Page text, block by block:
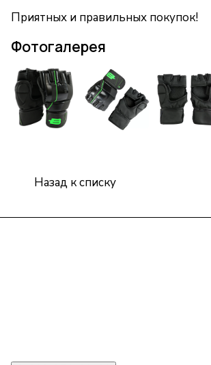
Приятных и правильных покупок!
Фотогалерея
Назад к списку